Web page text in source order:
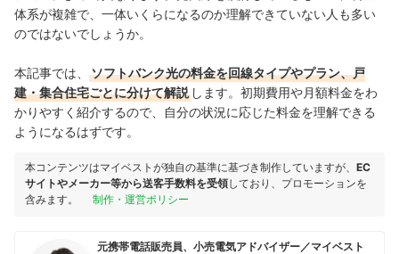
体系が複雑で、一体いくらになるのか理解できていない人も多い
のではないでしょうか。
本記事では、
ソフトバンク光の料金を回線タイプやプラン、戸
建・集合住宅ごとに分けて解説 します。初期費用や月額料金をわ
かりやすく紹介するので、自分の状況に応じた料金を理解できる
ようになるはずです。
本コンテンツはマイベストが独自の基準に基づき制作していますが、 EC
サイトやメーカー等から送客手数料を受領しており、プロモーションを
含みます。
制作・運営ポリシー
元携帯電話販売員、小売電気アドバイザー／マイベスト